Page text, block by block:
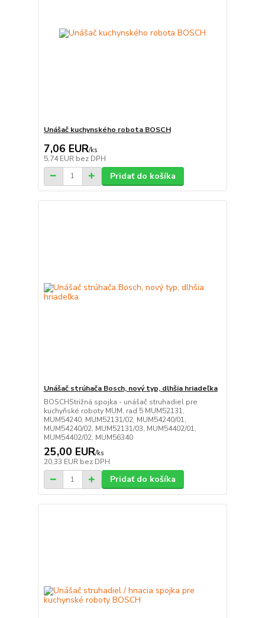
Unášač kuchynského robota BOSCH
7,06 EUR/ks
5,74 EUR bez DPH
Pridať do košíka
Unášač strúhača Bosch, nový typ, dlhšia hriadeľka
BOSCHStrižná spojka - unášač struhadiel pre
kuchyňské roboty MUM, rad 5 MUM52131,
MUM54240, MUM52131/02, MUM54240/01,
MUM54240/02, MUM52131/03, MUM54402/01,
MUM54402/02, MUM56340
25,00 EUR/ks
20,33 EUR bez DPH
Pridať do košíka